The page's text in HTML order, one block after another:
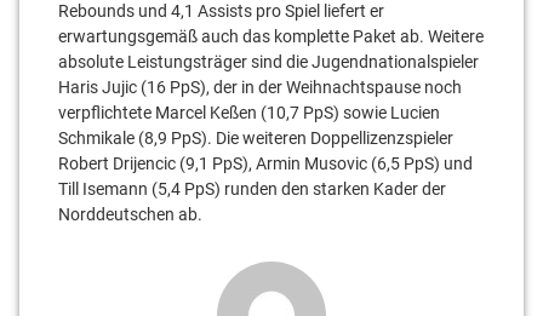
Rebounds und 4,1 Assists pro Spiel liefert er
erwartungsgemäß auch das komplette Paket ab. Weitere
absolute Leistungsträger sind die Jugendnationalspieler
Haris Jujic (16 PpS), der in der Weihnachtspause noch
verpflichtete Marcel Keßen (10,7 PpS) sowie Lucien
Schmikale (8,9 PpS). Die weiteren Doppellizenzspieler
Robert Drijencic (9,1 PpS), Armin Musovic (6,5 PpS) und
Till Isemann (5,4 PpS) runden den starken Kader der
Norddeutschen ab.